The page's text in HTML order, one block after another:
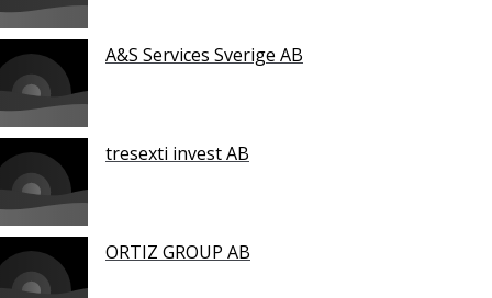
A&S Services Sverige AB
tresexti invest AB
ORTIZ GROUP AB